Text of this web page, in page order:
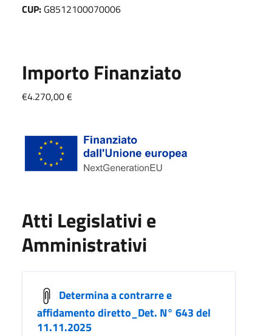
CUP: G8512100070006
Importo Finanziato
€4.270,00 €
Atti Legislativi e
Amministrativi
Determina a contrarre e
affidamento diretto_Det. N° 643 del
11.11.2025